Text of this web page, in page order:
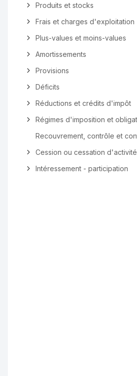
Produits et stocks
Frais et charges d'exploitation
Plus-values et moins-values
Amortissements
Provisions
Déficits
Réductions et crédits d'impôt
Cession ou cessation d'activité
Intéressement - participation